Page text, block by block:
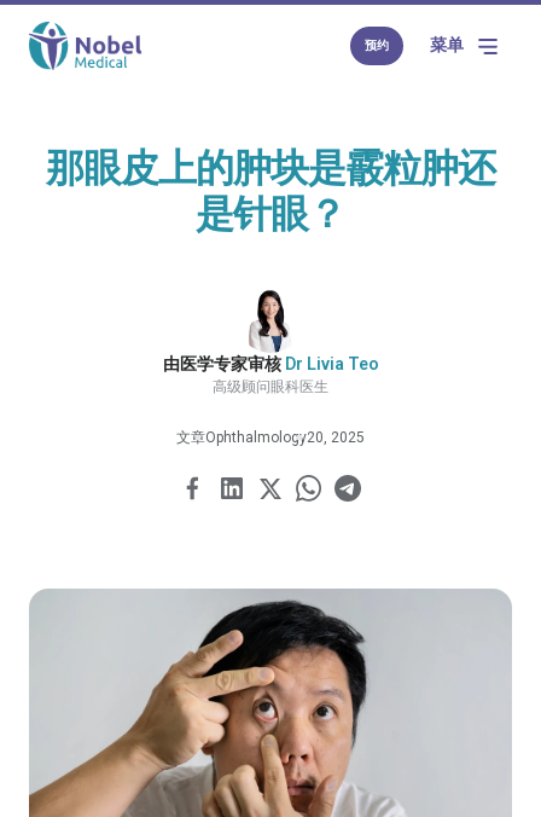
预约 菜单
那眼皮上的肿块是霰粒肿还
是针眼？
由医学专家审核 Dr Livia Teo
高级顾问眼科医生
文章Ophthalmology20, 2025